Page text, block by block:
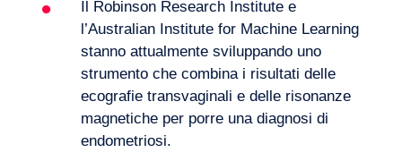
Il Robinson Research Institute e
l’Australian Institute for Machine Learning
stanno attualmente sviluppando uno
strumento che combina i risultati delle
ecografie transvaginali e delle risonanze
magnetiche per porre una diagnosi di
endometriosi.